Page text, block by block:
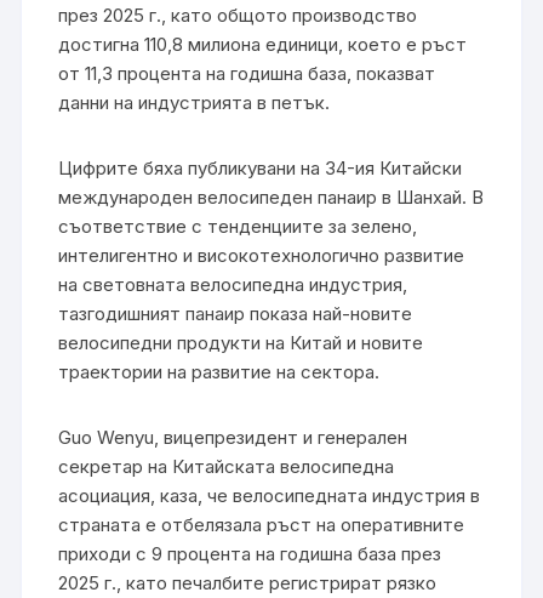
през 2025 г., като общото производство
достигна 110,8 милиона единици, което е ръст
от 11,3 процента на годишна база, показват
данни на индустрията в петък.
Цифрите бяха публикувани на 34-ия Китайски
международен велосипеден панаир в Шанхай. В
съответствие с тенденциите за зелено,
интелигентно и високотехнологично развитие
на световната велосипедна индустрия,
тазгодишният панаир показа най-новите
велосипедни продукти на Китай и новите
траектории на развитие на сектора.
Guo Wenyu, вицепрезидент и генерален
секретар на Китайската велосипедна
асоциация, каза, че велосипедната индустрия в
страната е отбелязала ръст на оперативните
приходи с 9 процента на годишна база през
2025 г., като печалбите регистрират рязко